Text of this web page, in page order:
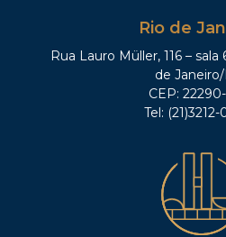
Rio de
Rua Lauro Müller, 116 –
de Janeiro/
CEP:
Tel: